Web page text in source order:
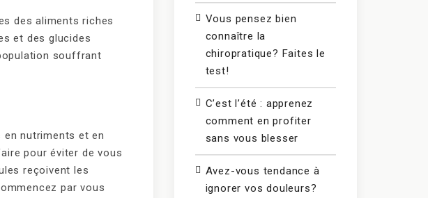
des aliments riches
et des glucides
souffrant
nutriments et en
pour éviter de vous
reçoivent les
par vous
Vous pensez bien
connaître la
chiropratique? Faites le
test!
C’est l’été : apprenez
comment en profiter
sans vous blesser
Avez-vous tendance à
ignorer vos douleurs?